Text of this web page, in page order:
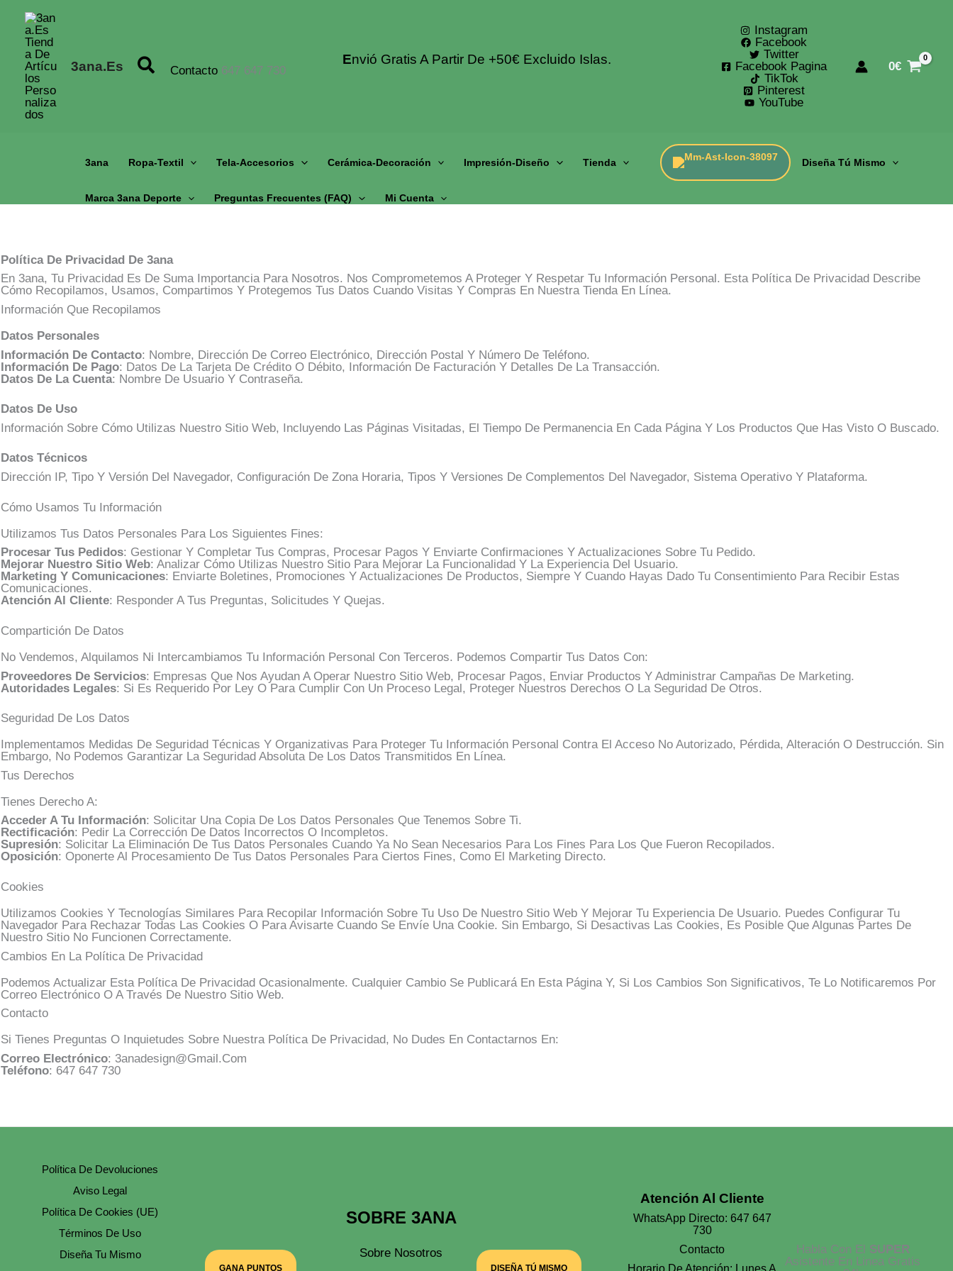
Contenido
3ana.es Buscar
Contacto 647 647 730
ENvió Gratis A Partir De +50€ Excluido Islas.
Instagram
Facebook
Twitter
Facebook Pagina
TikTok
Pinterest
YouTube
0€
3ana Ropa-Textil Tela-Accesorios Cerámica-Decoración Impresión-Diseño Tienda Diseña Tú Mismo
Marca 3ana Deporte Preguntas Frecuentes (fAQ) Mi Cuenta
Política De Privacidad De 3ana
En 3ana, Tu Privacidad Es De Suma Importancia Para Nosotros. Nos Comprometemos A Proteger Y Respetar Tu Información Personal. Esta Política De Privacidad Describe
Cómo Recopilamos, Usamos, Compartimos Y Protegemos Tus Datos Cuando Visitas Y Compras En Nuestra Tienda En Línea.
Información Que Recopilamos
Datos Personales
Información De Contacto: Nombre, Dirección De Correo Electrónico, Dirección Postal Y Número De Teléfono.
Información De Pago: Datos De La Tarjeta De Crédito O Débito, Información De Facturación Y Detalles De La Transacción.
Datos De La Cuenta: Nombre De Usuario Y Contraseña.
Datos De Uso
Información Sobre Cómo Utilizas Nuestro Sitio Web, Incluyendo Las Páginas Visitadas, El Tiempo De Permanencia En Cada Página Y Los Productos Que Has Visto O Buscado.
Datos Técnicos
Dirección IP, Tipo Y Versión Del Navegador, Configuración De Zona Horaria, Tipos Y Versiones De Complementos Del Navegador, Sistema Operativo Y Plataforma.
Cómo Usamos Tu Información
Utilizamos Tus Datos Personales Para Los Siguientes Fines:
Procesar Tus Pedidos: Gestionar Y Completar Tus Compras, Procesar Pagos Y Enviarte Confirmaciones Y Actualizaciones Sobre Tu Pedido.
Mejorar Nuestro Sitio Web: Analizar Cómo Utilizas Nuestro Sitio Para Mejorar La Funcionalidad Y La Experiencia Del Usuario.
Marketing Y Comunicaciones: Enviarte Boletines, Promociones Y Actualizaciones De Productos, Siempre Y Cuando Hayas Dado Tu Consentimiento Para Recibir Estas
Comunicaciones.
Atención Al Cliente: Responder A Tus Preguntas, Solicitudes Y Quejas.
Compartición De Datos
No Vendemos, Alquilamos Ni Intercambiamos Tu Información Personal Con Terceros. Podemos Compartir Tus Datos Con:
Proveedores De Servicios: Empresas Que Nos Ayudan A Operar Nuestro Sitio Web, Procesar Pagos, Enviar Productos Y Administrar Campañas De Marketing.
Autoridades Legales: Si Es Requerido Por Ley O Para Cumplir Con Un Proceso Legal, Proteger Nuestros Derechos O La Seguridad De Otros.
Seguridad De Los Datos
Implementamos Medidas De Seguridad Técnicas Y Organizativas Para Proteger Tu Información Personal Contra El Acceso No Autorizado, Pérdida, Alteración O Destrucción. Sin
Embargo, No Podemos Garantizar La Seguridad Absoluta De Los Datos Transmitidos En Línea.
Tus Derechos
Tienes Derecho A:
Acceder A Tu Información: Solicitar Una Copia De Los Datos Personales Que Tenemos Sobre Ti.
Rectificación: Pedir La Corrección De Datos Incorrectos O Incompletos.
Supresión: Solicitar La Eliminación De Tus Datos Personales Cuando Ya No Sean Necesarios Para Los Fines Para Los Que Fueron Recopilados.
Oposición: Oponerte Al Procesamiento De Tus Datos Personales Para Ciertos Fines, Como El Marketing Directo.
Cookies
Utilizamos Cookies Y Tecnologías Similares Para Recopilar Información Sobre Tu Uso De Nuestro Sitio Web Y Mejorar Tu Experiencia De Usuario. Puedes Configurar Tu
Navegador Para Rechazar Todas Las Cookies O Para Avisarte Cuando Se Envíe Una Cookie. Sin Embargo, Si Desactivas Las Cookies, Es Posible Que Algunas Partes De
Nuestro Sitio No Funcionen Correctamente.
Cambios En La Política De Privacidad
Podemos Actualizar Esta Política De Privacidad Ocasionalmente. Cualquier Cambio Se Publicará En Esta Página Y, Si Los Cambios Son Significativos, Te Lo Notificaremos Por
Correo Electrónico O A Través De Nuestro Sitio Web.
Contacto
Si Tienes Preguntas O Inquietudes Sobre Nuestra Política De Privacidad, No Dudes En Contactarnos En:
Correo Electrónico: 3anadesign@gmail.com
Teléfono: 647 647 730
Política De Devoluciones
Aviso Legal
Política De Cookies (UE)
Términos De Uso
Diseña Tu Mismo
GANA PUNTOS
SOBRE 3ANA
Sobre Nosotros
DISEÑA TÚ MISMO
Atención Al Cliente
WhatsApp Directo: 647 647
730
Contacto
Horario De Atención: Lunes A
Habla Con El SUPER
Asistente En Linea Gratis